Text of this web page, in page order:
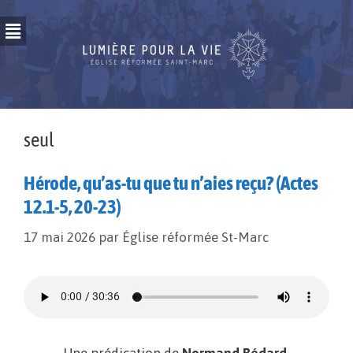
seul
Hérode, qu’as-tu que tu n’aies reçu? (Actes
12.1-5, 20-23)
17 mai 2026 par Église réformée St-Marc